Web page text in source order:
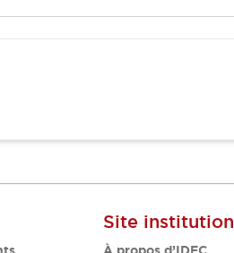
Site